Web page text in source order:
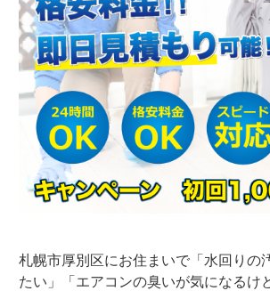
札幌市厚別区にお住まいで「水回りの
たい」「エアコンの臭いが気になるけ